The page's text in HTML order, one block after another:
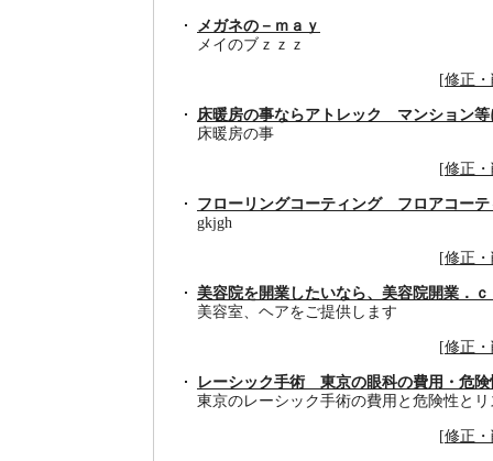
メガネの－ｍａｙ
メイのブｚｚｚ
[修正
床暖房の事ならアトレック マンション等
床暖房の事
[修正
フローリングコーティング フロアコー
gkjgh
[修正
美容院を開業したいなら、美容院開業．
美容室、ヘアをご提供します
[修正
レーシック手術 東京の眼科の費用・危険
東京のレーシック手術の費用と危険性と
[修正